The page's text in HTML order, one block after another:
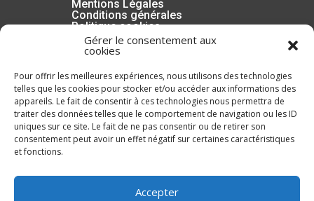
Gérer le consentement aux
cookies
Pour offrir les meilleures expériences, nous utilisons des technologies
telles que les cookies pour stocker et/ou accéder aux informations des
appareils. Le fait de consentir à ces technologies nous permettra de
traiter des données telles que le comportement de navigation ou les ID
uniques sur ce site. Le fait de ne pas consentir ou de retirer son
consentement peut avoir un effet négatif sur certaines caractéristiques
et fonctions.
Accepter
Mentions Légales
Conditions générales
Politique cookies